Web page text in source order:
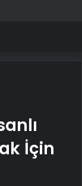
İçin